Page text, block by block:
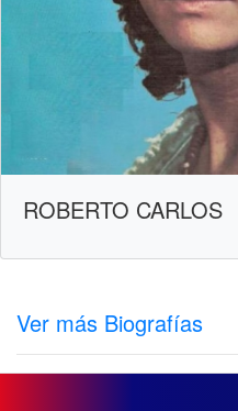
ROBERTO CARLOS
Ver más Biografías